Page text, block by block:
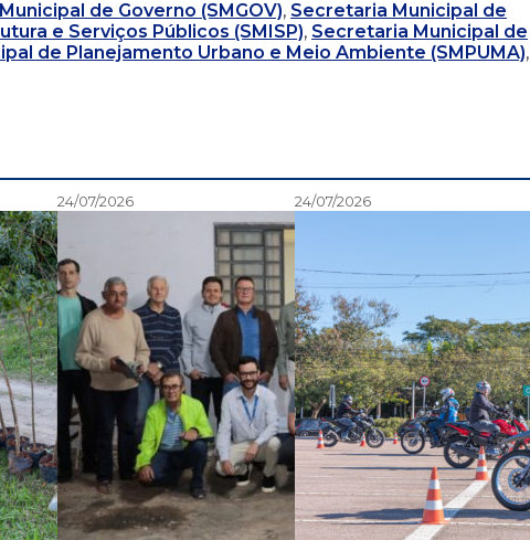
de Governo (SMGOV), Secretaria Municipal de
e Serviços Públicos (SMISP), Secretaria Municipal de
de Planejamento Urbano e Meio Ambiente (SMPUMA),
24/07/2026 24/07/2026